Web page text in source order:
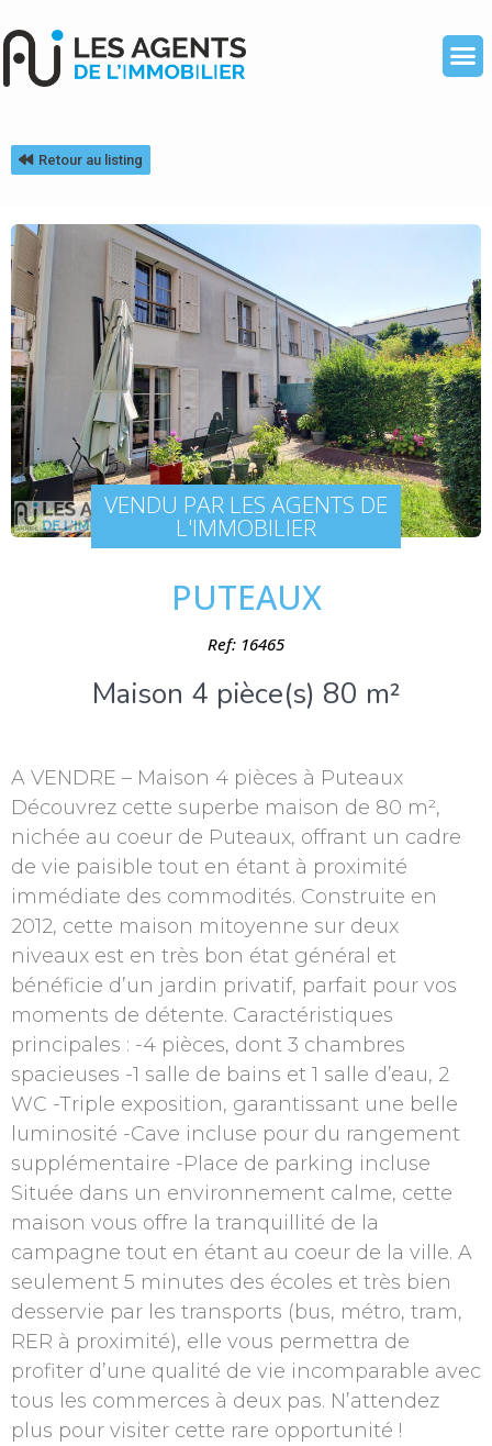
Retour au listing
VENDU PAR LES AGENTS DE
L'IMMOBILIER
PUTEAUX
Ref: 16465
Maison 4 pièce(s) 80 m²
A VENDRE – Maison 4 pièces à Puteaux
Découvrez cette superbe maison de 80 m²,
nichée au coeur de Puteaux, offrant un cadre
de vie paisible tout en étant à proximité
immédiate des commodités. Construite en
2012, cette maison mitoyenne sur deux
niveaux est en très bon état général et
bénéficie d’un jardin privatif, parfait pour vos
moments de détente. Caractéristiques
principales : -4 pièces, dont 3 chambres
spacieuses -1 salle de bains et 1 salle d’eau, 2
WC -Triple exposition, garantissant une belle
luminosité -Cave incluse pour du rangement
supplémentaire -Place de parking incluse
Située dans un environnement calme, cette
maison vous offre la tranquillité de la
campagne tout en étant au coeur de la ville. A
seulement 5 minutes des écoles et très bien
desservie par les transports (bus, métro, tram,
RER à proximité), elle vous permettra de
profiter d’une qualité de vie incomparable avec
tous les commerces à deux pas. N’attendez
plus pour visiter cette rare opportunité !